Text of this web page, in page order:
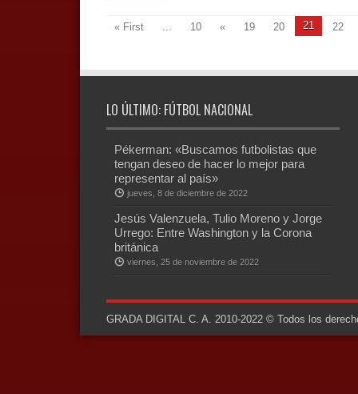
« First ... 10 « 19 20 21 22
LO ÚLTIMO: FÚTBOL NACIONAL
Pékerman: «Buscamos futbolistas que
tengan deseo de hacer lo mejor para
representar al país»
jueves, 8 de diciembre de 2022
Jesús Valenzuela, Tulio Moreno y Jorge
Urrego: Entre Washington y la Corona
británica
viernes, 25 de noviembre de 2022
GRADA DIGITAL C. A. 2010-2022 © Todos los